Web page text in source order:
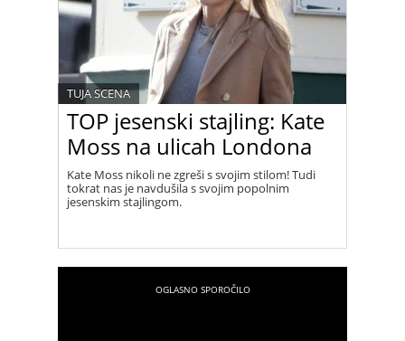
TOP jesenski stajling: Kate
Moss na ulicah Londona
TUJA SCENA
Kate Moss nikoli ne zgreši s svojim stilom! Tudi
tokrat nas je navdušila s svojim popolnim
jesenskim stajlingom.